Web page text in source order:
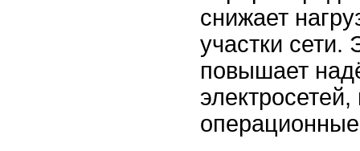
снижает
участки сети.
повышает